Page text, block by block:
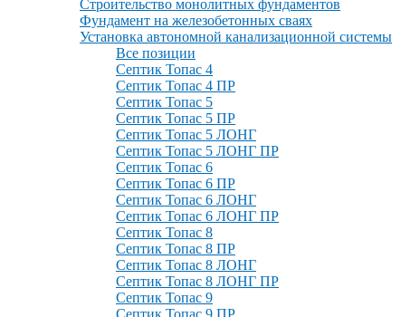
Строительство монолитных фундаментов
Фундамент на железобетонных сваях
Установка автономной канализационной системы
Все позиции
Септик Топас 4
Септик Топас 4 ПР
Септик Топас 5
Септик Топас 5 ПР
Септик Топас 5 ЛОНГ
Септик Топас 5 ЛОНГ ПР
Септик Топас 6
Септик Топас 6 ПР
Септик Топас 6 ЛОНГ
Септик Топас 6 ЛОНГ ПР
Септик Топас 8
Септик Топас 8 ПР
Септик Топас 8 ЛОНГ
Септик Топас 8 ЛОНГ ПР
Септик Топас 9
Септик Топас 9 ПР